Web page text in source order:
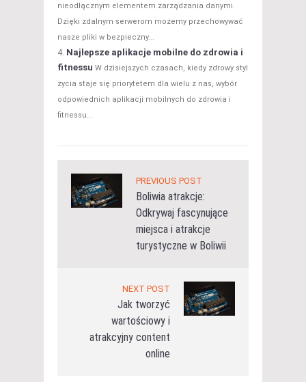
nieodłącznym elementem zarządzania danymi.
Dzięki zdalnym serwerom możemy przechowywać
nasze pliki w bezpieczny...
Najlepsze aplikacje mobilne do zdrowia i
fitnessu W dzisiejszych czasach, kiedy zdrowy styl
życia staje się priorytetem dla wielu z nas, wybór
odpowiednich aplikacji mobilnych do zdrowia i
fitnessu...
PREVIOUS POST
Boliwia atrakcje:
Odkrywaj fascynujące
miejsca i atrakcje
turystyczne w Boliwii
NEXT POST
Jak tworzyć
wartościowy i
atrakcyjny content
online